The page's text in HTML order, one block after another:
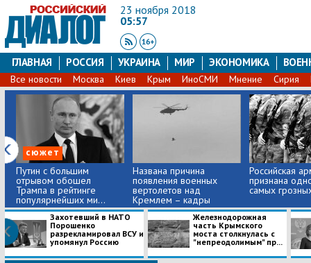
23 ноября 2018
05:57
ГЛАВНАЯ РОССИЯ УКРАИНА МИР ЭКОНОМИКА
Все новости Москва Киев Крым ИноСМИ Мнение Сирия
сюжет
Путин с большим
отрывом обошел
Трампа в рейтинге
популярнейших ми...
Названа причина
появления военных
вертолетов над
Кремлем – кадры
Российская
признана
самых
Захотевший в НАТО
Порошенко
разрекламировал ВСУ и
упомянул Россию
Железнодорожная
часть Крымского
моста столкнулась с
"непреодолимым" пр...